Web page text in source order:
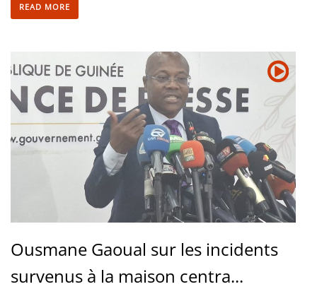
READ MORE
Ousmane Gaoual sur les incidents
survenus à la maison centra...